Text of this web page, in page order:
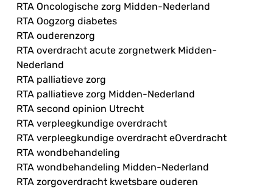
RTA Oncologische zorg Midden-Nederland
RTA Oogzorg diabetes
RTA ouderenzorg
RTA overdracht acute zorgnetwerk Midden-
Nederland
RTA palliatieve zorg
RTA palliatieve zorg Midden-Nederland
RTA second opinion Utrecht
RTA verpleegkundige overdracht
RTA verpleegkundige overdracht eOverdracht
RTA wondbehandeling
RTA wondbehandeling Midden-Nederland
RTA zorgoverdracht kwetsbare ouderen